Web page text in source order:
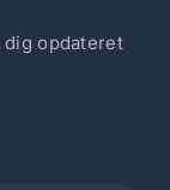
opdateret